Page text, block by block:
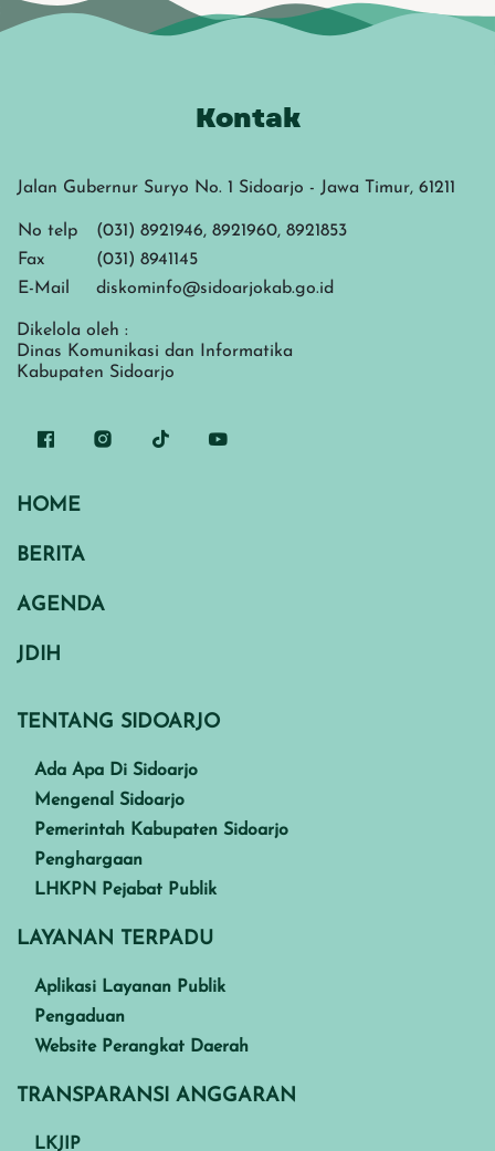
Kontak
Jalan Gubernur Suryo No. 1 Sidoarjo - Jawa Timur, 61211
No telp
(031) 8921946, 8921960, 8921853
Fax
(031) 8941145
E-Mail
diskominfo@sidoarjokab.go.id
Dikelola oleh :
Dinas Komunikasi dan Informatika
Kabupaten Sidoarjo
HOME
BERITA
AGENDA
JDIH
TENTANG SIDOARJO
Ada Apa Di Sidoarjo
Mengenal Sidoarjo
Pemerintah Kabupaten Sidoarjo
Penghargaan
LHKPN Pejabat Publik
LAYANAN TERPADU
Aplikasi Layanan Publik
Pengaduan
Website Perangkat Daerah
TRANSPARANSI ANGGARAN
LKJIP